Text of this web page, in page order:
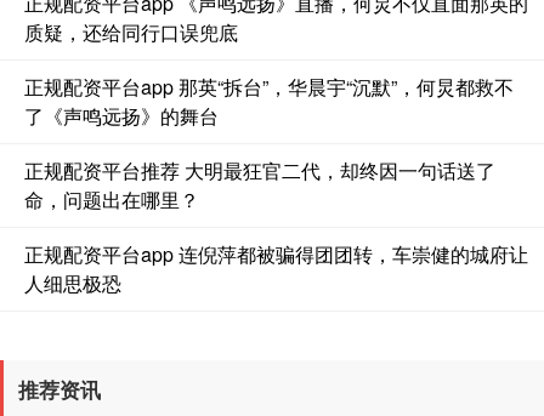
质疑，还给同行口误兜底
正规配资平台app 那英“拆台”，华晨宇“沉默”，何炅都救不
了《声鸣远扬》的舞台
正规配资平台推荐 大明最狂官二代，却终因一句话送了
命，问题出在哪里？
正规配资平台app 连倪萍都被骗得团团转，车崇健的城府让
人细思极恐
推荐资讯